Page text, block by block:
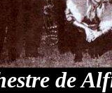
de